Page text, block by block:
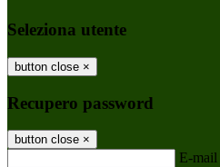
Seleziona utente
button close ×
Recupero password
button close ×
E-mail